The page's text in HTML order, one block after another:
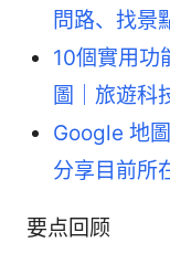
問路、找景
10個實用功
圖｜旅遊科
Google 地
分享目前所
要点回顾